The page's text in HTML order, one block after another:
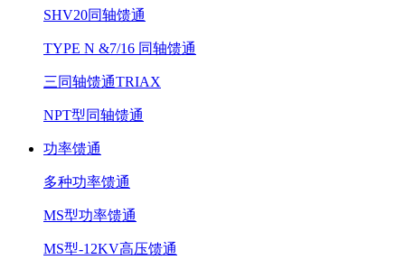
SHV20同轴馈通
TYPE N &7/16 同轴馈通
三同轴馈通TRIAX
NPT型同轴馈通
功率馈通
多种功率馈通
MS型功率馈通
MS型-12KV高压馈通